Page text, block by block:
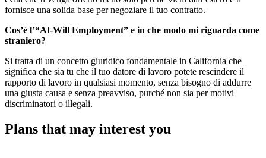
fornisce una solida base per negoziare il tuo contratto.
Cos’è l’“At-Will Employment” e in che modo mi riguarda come
straniero?
Si tratta di un concetto giuridico fondamentale in California che
significa che sia tu che il tuo datore di lavoro potete rescindere il
rapporto di lavoro in qualsiasi momento, senza bisogno di addurre
una giusta causa e senza preavviso, purché non sia per motivi
discriminatori o illegali.
Plans that may interest you